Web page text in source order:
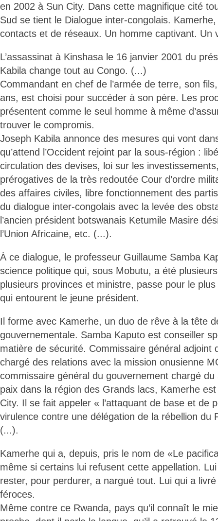
en 2002 à Sun City. Dans cette magnifique cité
Sud se tient le Dialogue inter-congolais.
contacts et de réseaux. Un homme captivant. Un
L’assassinat à Kinshasa le 16 janvier 2001 du
Kabila change tout au Congo. (...)
Commandant en chef de l’armée de terre, son
ans, est choisi pour succéder à son père. Les
présentent comme le seul homme à même
trouver le compromis.
Joseph Kabila annonce des mesures qui vont
qu’attend l’Occident rejoint par la sous-région :
circulation des devises, loi sur les
prérogatives de la très redoutée Cour d’ordre
des affaires civiles, libre fonctionnement des
du dialogue inter-congolais avec la levée des
l’ancien président botswanais Ketumile Masire
l’Union Africaine, etc. (...).
À ce dialogue, le professeur Guillaume Samba
science politique qui, sous Mobutu, a été
plusieurs provinces et ministre, passe pour le
qui entourent le jeune président.
Il forme avec Kamerhe, un duo de rêve à la tête
gouvernementale. Samba Kaputo est conseiller
matière de sécurité. Commissaire général adjoint
chargé des relations avec la mission onusienne
commissaire général du gouvernement chargé
paix dans la région des Grands lacs, Kamerhe
City. Il se fait appeler « l’attaquant de base et de
virulence contre une délégation de la rébellion du
(...).
Kamerhe qui a, depuis, pris le nom de «Le
même si certains lui refusent cette appellation.
rester, pour perdurer, a nargué tout. Lui qui a
féroces.
Même contre ce Rwanda, pays qu’il connaît le